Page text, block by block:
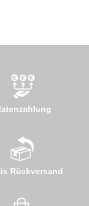
Rückversand